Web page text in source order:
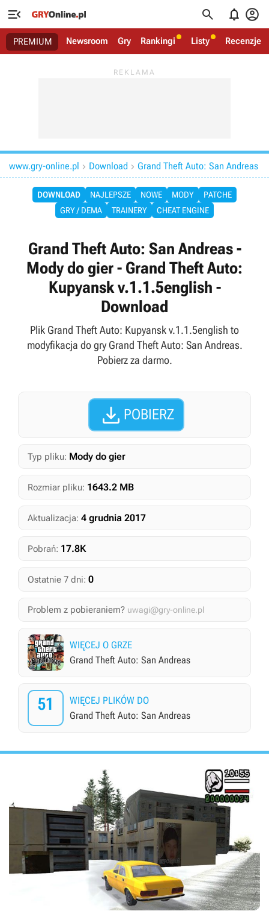
   
PREMIUM Newsroom Gry Rankingi Listy Recenzje
www.gry-online.pl  Download  Grand Theft Auto: San Andreas
DOWNLOAD NAJLEPSZE NOWE MODY
PATCHE
GRY / DEMA
TRAINERY CHEAT ENGINE
Grand Theft Auto: San Andreas -
Mody do gier - Grand Theft Auto:
Kupyansk v.1.1.5english -
Download
Plik Grand Theft Auto: Kupyansk v.1.1.5english to
modyfikacja do gry Grand Theft Auto: San Andreas.
Pobierz za darmo.
 POBIERZ
Typ pliku: Mody do gier
Rozmiar pliku: 1643.2 MB
Aktualizacja: 4 grudnia 2017
Pobrań: 17.8K
Ostatnie 7 dni: 0
Problem z pobieraniem? uwagi@gry-online.pl
WIĘCEJ O GRZE
Grand Theft Auto: San Andreas
51
WIĘCEJ PLIKÓW DO
Grand Theft Auto: San Andreas